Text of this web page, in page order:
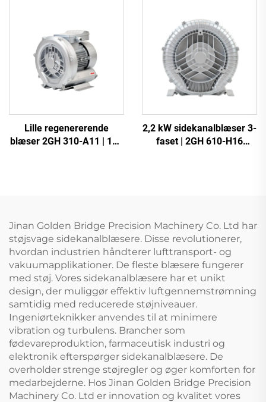
Lille regenererende
blæser 2GH 310-A11 | 110
2,2 kW sidekanalblæser 3-
faset | 2GH 610-H16
Jinan Golden Bridge Precision Machinery Co. Ltd har
støjsvage sidekanalblæsere. Disse revolutionerer,
hvordan industrien håndterer lufttransport- og
vakuumapplikationer. De fleste blæsere fungerer
med støj. Vores sidekanalblæsere har et unikt
design, der muliggør effektiv luftgennemstrømning
samtidig med reducerede støjniveauer.
Ingeniørteknikker anvendes til at minimere
vibration og turbulens. Brancher som
fødevareproduktion, farmaceutisk industri og
elektronik efterspørger sidekanalblæsere. De
overholder strenge støjregler og øger komforten for
medarbejderne. Hos Jinan Golden Bridge Precision
Machinery Co. Ltd er innovation og kvalitet vores